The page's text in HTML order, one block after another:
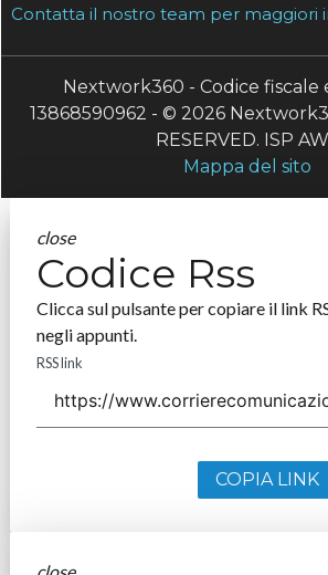
Contatta il nostro team per maggiori
Nextwork360 - Codice fiscale
13868590962 - © 2026
RESERVED. ISP
Mappa del sito
close
Codice Rss
Clicca sul pulsante per copiare il link
negli appunti.
RSS link
COPIA LINK